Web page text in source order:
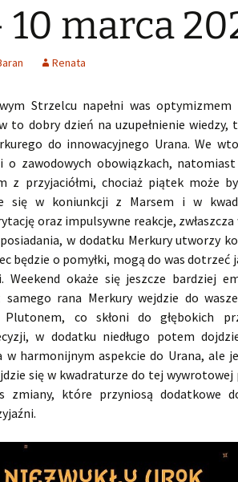
10 marca
Renata
Strzelcu napełni was
dobry dzień na uzupełnienie wiedzy,
do innowacyjnego Urana. We
o zawodowych obowiązkach,
z przyjaciółmi, chociaż piątek może
się w koniunkcji z Marsem i w
oraz impulsywne reakcje,
w dodatku Merkury utworzy
będzie o pomyłki, mogą do was dotrzeć
Weekend okaże się jeszcze bardziej
samego rana Merkury wejdzie do
co skłoni do głębokich
w dodatku niedługo potem
w harmonijnym aspekcie do Urana, ale
się w kwadraturze do tej
zmiany, które przyniosą dodatkowe